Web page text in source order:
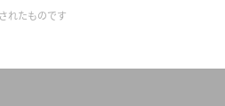
れたものです